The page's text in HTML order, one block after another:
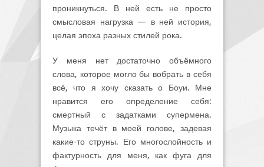
проникнуться. В ней есть не просто
смысловая нагрузка — в ней история,
целая эпоха разных стилей рока.
У меня нет достаточно объёмного
слова, которое могло бы вобрать в себя
всё, что я хочу сказать о Боуи. Мне
нравится его определение себя:
смертный с задатками супермена.
Музыка течёт в моей голове, задевая
какие-то струны. Его многослойность и
фактурность для меня, как фуга для